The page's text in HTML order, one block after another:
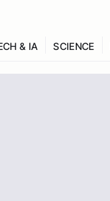
& IA SCIENCE